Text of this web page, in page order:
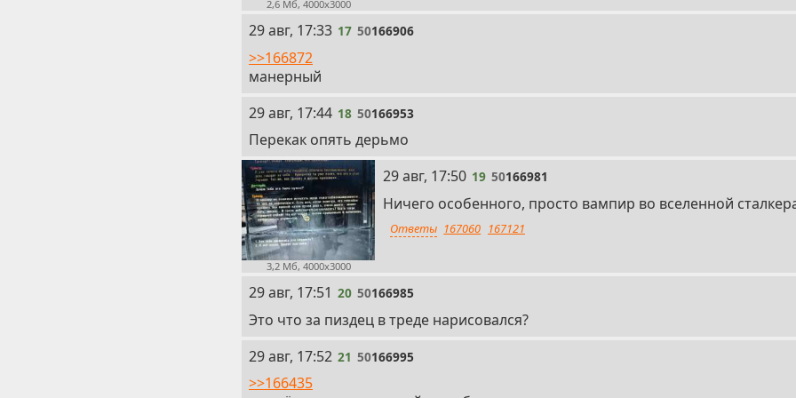
2,6 Мб, 4000x3000
17
29 авг, 17:33 17 50166906
>>166872
манерный
18
29 авг, 17:44 18 50166953
Перекак опять дерьмо
3,2 Мб, 4000x3000
19
29 авг, 17:50 19 50166981
Ничего особенного, просто вампир во вселенной
Ответы 167060 167121
20
29 авг, 17:51 20 50166985
Это что за пиздец в треде нарисовался?
21
29 авг, 17:52 21 50166995
>>166435